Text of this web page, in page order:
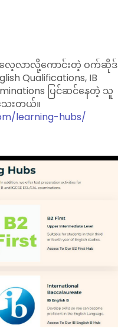
ေ့လာလို့ကောင်းတဲ့ ဝက်ဆိုဒ်
Qualifications, IB
ပြင်ဆင်နေတဲ့ သူ
ေးတယ်။
learning-hubs/